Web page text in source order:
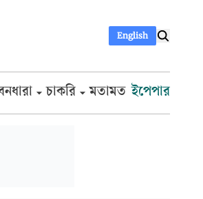
English
চাকরি মতামত ইপেপার